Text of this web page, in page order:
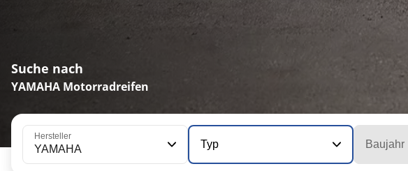
Suche nach
YAMAHA Motorradreifen
Hersteller
YAMAHA Typ Baujahr